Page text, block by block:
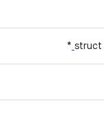
struct
*